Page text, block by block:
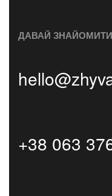
ДАВАЙ
+38 063